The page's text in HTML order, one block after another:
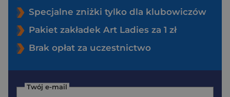
Specjalne zniżki tylko dla klubowiczów
Pakiet zakładek Art Ladies za 1 zł
Brak opłat za uczestnictwo
Twój e-mail